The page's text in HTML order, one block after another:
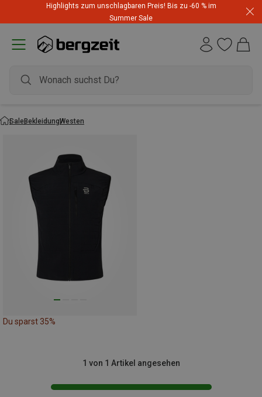
Highlights zum unschlagbaren Preis! Bis zu -60 % im
Summer Sale
SaleBekleidungWesten
Du sparst 35%
1 von 1 Artikel angesehen